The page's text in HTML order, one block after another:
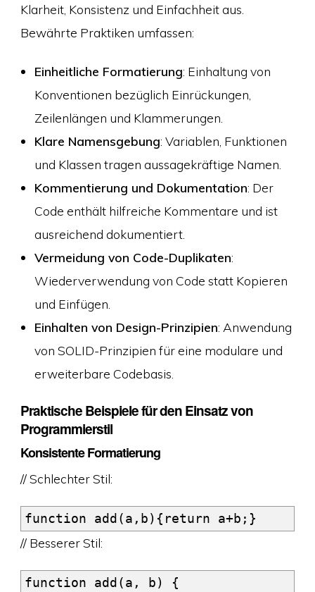
Klarheit, Konsistenz und Einfachheit aus.
Bewährte Praktiken umfassen:
Einheitliche Formatierung: Einhaltung von
Konventionen bezüglich Einrückungen,
Zeilenlängen und Klammerungen.
Klare Namensgebung: Variablen, Funktionen
und Klassen tragen aussagekräftige Namen.
Kommentierung und Dokumentation: Der
Code enthält hilfreiche Kommentare und ist
ausreichend dokumentiert.
Vermeidung von Code-Duplikaten:
Wiederverwendung von Code statt Kopieren
und Einfügen.
Einhalten von Design-Prinzipien: Anwendung
von SOLID-Prinzipien für eine modulare und
erweiterbare Codebasis.
Praktische Beispiele für den Einsatz von
Programmierstil
Konsistente Formatierung
// Schlechter Stil:
function add(a,b){return a+b;}
// Besserer Stil:
function add(a, b) {